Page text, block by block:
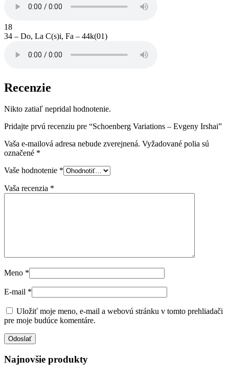
18
34 – Do, La C(s)i, Fa – 44k(01)
Recenzie
Nikto zatiaľ nepridal hodnotenie.
Pridajte prvú recenziu pre “Schoenberg Variations – Evgeny Irshai”
Vaša e-mailová adresa nebude zverejnená. Vyžadované polia sú
označené *
Vaše hodnotenie *
Vaša recenzia *
Meno *
E-mail *
Uložiť moje meno, e-mail a webovú stránku v tomto prehliadači
pre moje budúce komentáre.
Najnovšie produkty